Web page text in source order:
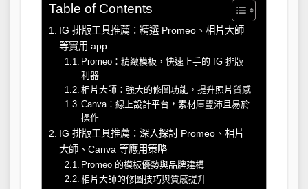
Table of Contents
IG 排版工具推薦：精選 Promeo、相片大師
等實用 app
Promeo：精緻模板，快速上手的 IG 排版
利器
相片大師：強大的修圖功能，提升照片質感
Canva：線上設計平台，素材庫豐沛且易於
操作
IG 排版工具推薦：深入探討 Promeo、相片
大師、Canva 等應用策略
Promeo 的模板優勢與品牌建構
相片大師的修圖技巧與質感提升